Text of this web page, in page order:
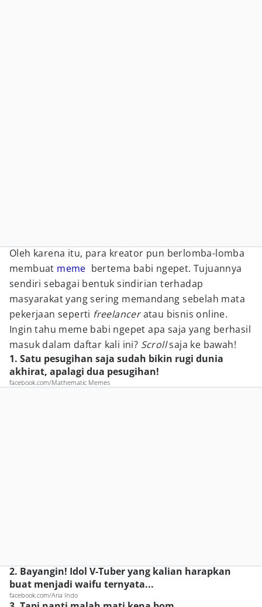
Oleh karena itu, para kreator pun berlomba-lomba
membuat meme bertema babi ngepet. Tujuannya
sendiri sebagai bentuk sindirian terhadap
masyarakat yang sering memandang sebelah mata
pekerjaan seperti freelanceratau bisnis online.
Ingin tahu meme babi ngepet apa saja yang berhasil
masuk dalam daftar kali ini? Scrollsaja ke bawah!
1. Satu pesugihan saja sudah bikin rugi dunia
akhirat, apalagi dua pesugihan!
facebook.com/Mathematic Memes
2. Bayangin! Idol V-Tuber yang kalian harapkan
buat menjadi waifu ternyata...
facebook.com/Aria Indo